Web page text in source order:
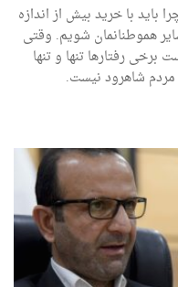
باید با خرید بیش از اندازه
هموطنانمان شویم. وقتی
رفتارها تنها و تنها
شاهرود نیست.